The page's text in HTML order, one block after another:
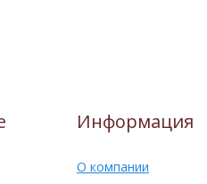
Информация
О компании